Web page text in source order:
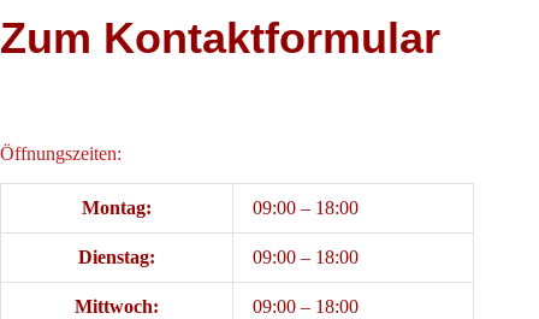
Zum Kontaktformular
Öffnungszeiten:
Montag: 09:00 – 18:00
Dienstag: 09:00 – 18:00
Mittwoch: 09:00 – 18:00